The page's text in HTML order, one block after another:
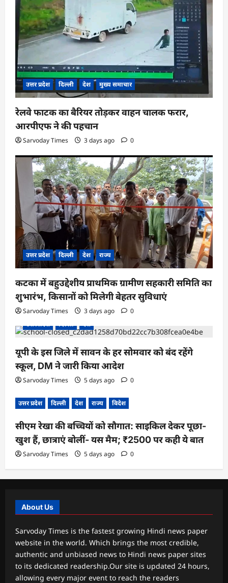
उत्तर प्रदेश दिल्ली देश मुख्य समाचार
रेलवे फाटक का बैरियर तोड़कर वाहन चालक फरार,
आरपीएफ ने की पहचान
Sarvoday Times 3 days ago 0
उत्तर प्रदेश दिल्ली देश राज्य
कटका में बहुउद्देशीय प्राथमिक ग्रामीण सहकारी समिति का
शुभारंभ, किसानों को मिलेगी बेहतर सुविधाएं
Sarvoday Times 3 days ago
0
उत्तर प्रदेश
दिल्ली देश
यूपी के इस जिले में सावन के हर सोमवार को बंद रहेंगे
स्कूल, DM ने जारी किया आदेश
Sarvoday Times 5 days ago 0
उत्तर प्रदेश दिल्ली देश राज्य विदेश
सीएम रेखा की बच्चियों को सौगात: साइकिल देकर पूछा-
खुश हैं, छात्राएं बोलीं- यस मैम; ₹2500 पर कही ये बात
Sarvoday Times 5 days ago 0
About Us
Sarvoday Times is the fastest growing Hindi news paper
website in the world. Which brings the most credible,
authentic and unbiased news to Hindi news paper sites
to its dedicated readership.Our site is updated 24 hours,
allowing every major event to reach the readers